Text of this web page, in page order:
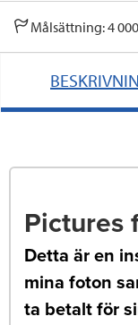
Målsättning: 4
Pictures
Detta är en
mina foton
ta betalt för